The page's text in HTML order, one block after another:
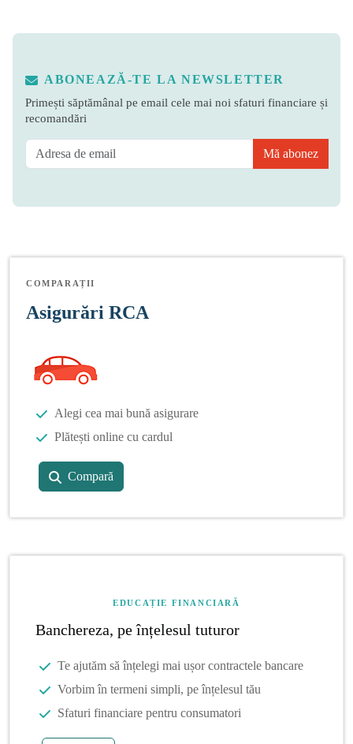
ABONEAZĂ-TE LA NEWSLETTER
Primești săptămânal pe email cele mai noi sfaturi financiare și
recomandări
Mă abonez
COMPARAȚII
Asigurări RCA
Alegi cea mai bună asigurare
Plătești online cu cardul
Compară
EDUCAȚIE FINANCIARĂ
Banchereza, pe înțelesul tuturor
Te ajutăm să înțelegi mai ușor contractele bancare
Vorbim în termeni simpli, pe înțelesul tău
Sfaturi financiare pentru consumatori